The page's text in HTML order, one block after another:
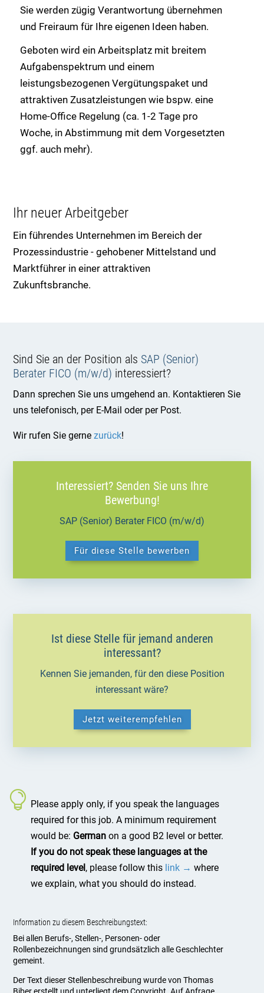
Sie werden zügig Verantwortung übernehmen
und Freiraum für Ihre eigenen Ideen haben.
Geboten wird ein Arbeitsplatz mit breitem
Aufgabenspektrum und einem
leistungsbezogenen Vergütungspaket und
attraktiven Zusatzleistungen wie bspw. eine
Home-Office Regelung (ca. 1-2 Tage pro
Woche, in Abstimmung mit dem Vorgesetzten
ggf. auch mehr).
Ihr neuer Arbeitgeber
Ein führendes Unternehmen im Bereich der
Prozessindustrie - gehobener Mittelstand und
Marktführer in einer attraktiven
Zukunftsbranche.
Sind Sie an der Position als SAP (Senior)
Berater FICO (m/w/d) interessiert?
Dann sprechen Sie uns umgehend an. Kontaktieren Sie
uns telefonisch, per E-Mail oder per Post.
Wir rufen Sie gernezurück!
Interessiert? Senden Sie uns Ihre
Bewerbung!
SAP (Senior) Berater FICO (m/w/d)
Für diese Stelle bewerben
Ist diese Stelle für jemand anderen
interessant?
Kennen Sie jemanden, für den diese Position
interessant wäre?
Jetzt weiterempfehlen
Please apply only, if you speak the languages
required for this job. A minimum requirement
would be: German on a good B2 level or better.
If you do not speak these languages at the
required level , please follow this link → where
we explain, what you should do instead.
Information zu diesem Beschreibungstext:
Bei allen Berufs-, Stellen-, Personen- oder
Rollenbezeichnungen sind grundsätzlich alle Geschlechter
gemeint.
Der Text dieser Stellenbeschreibung wurde von Thomas